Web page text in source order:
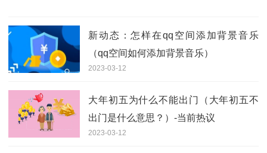
新动态：怎样在qq空间添加背景音乐
（qq空间如何添加背景音乐）
2023-03-12
大年初五为什么不能出门（大年初五不
出门是什么意思？）-当前热议
2023-03-12